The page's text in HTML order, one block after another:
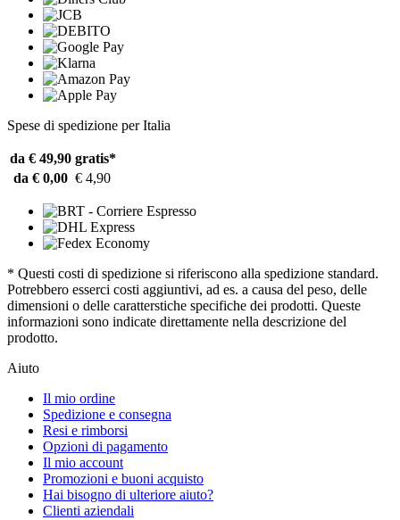
Spese di spedizione per Italia
da € 49,90 gratis*
da € 0,00 € 4,90
* Questi costi di spedizione si riferiscono alla spedizione standard.
Potrebbero esserci costi aggiuntivi, ad es. a causa del peso, delle
dimensioni o delle caratterstiche specifiche dei prodotti. Queste
informazioni sono indicate direttamente nella descrizione del
prodotto.
Aiuto
Il mio ordine
Spedizione e consegna
Resi e rimborsi
Opzioni di pagamento
Il mio account
Promozioni e buoni acquisto
Hai bisogno di ulteriore aiuto?
Clienti aziendali